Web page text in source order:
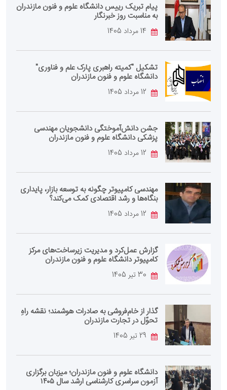
پیام تبریک رییس دانشگاه علوم و فنون مازندران
به مناسبت روز خبرنگار
تشکیل "کمیته راهبری پارک علم و فناوری"
دانشگاه علوم و فنون مازندران
جشن دانش‌آموختگی دانشجویان مهندسی
پزشکی دانشگاه علوم و فنون مازندران
مهندسی کامپیوتر چگونه به توسعه بازار، پایداری
بنگاه‌ها و رشد اقتصادی کمک می‌کند؟
گزارش عمل‌کرد و مدیریت زیرساخت‌های مرکز
کامپیوتر دانشگاه علوم و فنون مازندران
گذار از خام‌فروشی به صادرات هوشمند؛ نقشه راهِ
تحوّل در تجارت مازندران
دانشگاه علوم و فنون مازندران؛ میزبان برگزاری
آزمون سراسری کارشناسی‌ ارشد سال ۱۴۰۵